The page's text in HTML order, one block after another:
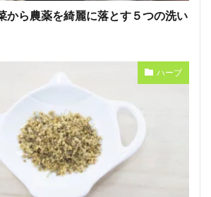
から農薬を綺麗に落とす５つの洗い
ハーブ